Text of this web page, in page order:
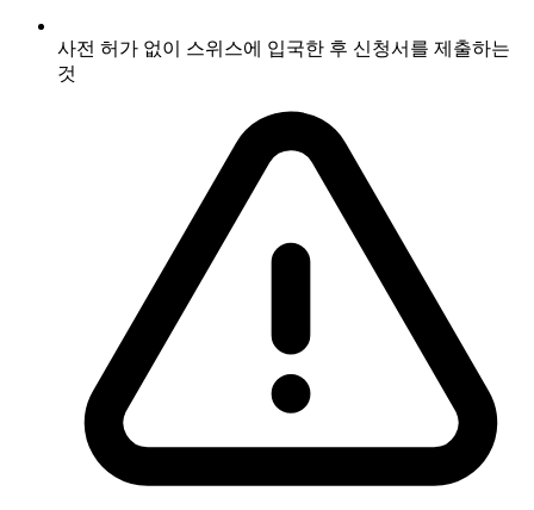
사전 허가 없이 스위스에 입국한 후 신청서를 제출하는
것